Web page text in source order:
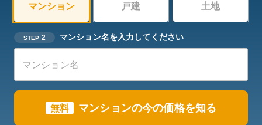
マンション 戸建 土地
STEP 2 マンション名を入力してください
無料 マンションの今の価格を知る